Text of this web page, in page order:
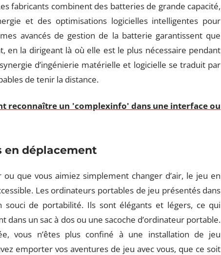
fabricants combinent des batteries de grande capacité,
et des optimisations logicielles intelligentes pour
avancés de gestion de la batterie garantissent que
en la dirigeant là où elle est le plus nécessaire pendant
d’ingénierie matérielle et logicielle se traduit par
de tenir la distance.
reconnaître un 'complexinfo' dans une interface ou
en déplacement
que vous aimiez simplement changer d’air, le jeu en
Les ordinateurs portables de jeu présentés dans
de portabilité. Ils sont élégants et légers, ce qui
un sac à dos ou une sacoche d’ordinateur portable.
vous n’êtes plus confiné à une installation de jeu
emporter vos aventures de jeu avec vous, que ce soit